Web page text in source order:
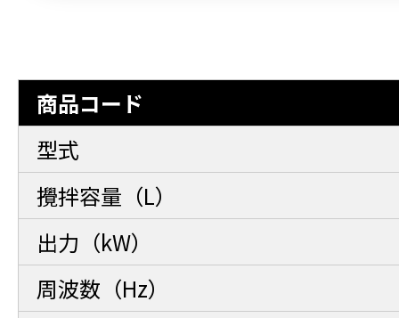
商品コード
型式
攪拌容量（L）
出力（kW）
周波数（Hz）